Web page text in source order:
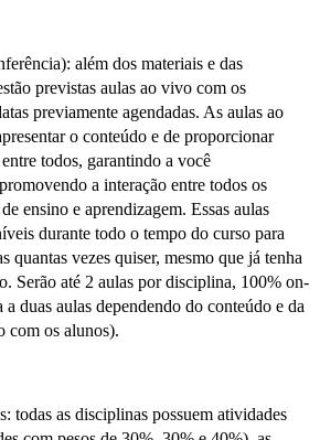
além dos materiais e das
previstas aulas ao vivo com os
previamente agendadas. As aulas ao
o conteúdo e de proporcionar
todos, garantindo a você
a interação entre todos os
ensino e aprendizagem. Essas aulas
durante todo o tempo do curso para
quantas vezes quiser, mesmo que já tenha
Serão até 2 aulas por disciplina, 100% on-
duas aulas dependendo do conteúdo e da
com os alunos).
todas as disciplinas possuem atividades